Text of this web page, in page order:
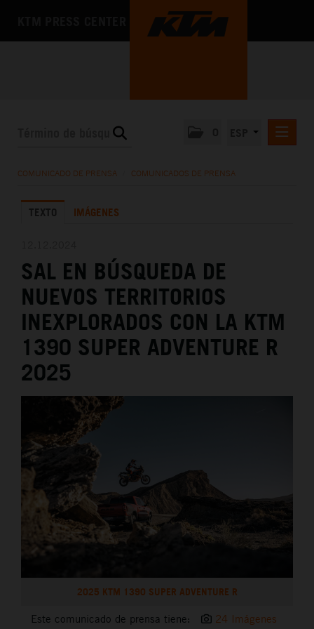
LA EMPRESA
COMUNICADO DE PRENSA COMUNICADOS DE PRENSA
TEXTO IMÁGENES
SAL EN BÚSQUEDA DE
NUEVOS TERRITORIOS
INEXPLORADOS CON LA KTM
1390 SUPER ADVENTURE R
2025
2025 KTM 1390 SUPER ADVENTURE R
Este comunicado de prensa tiene: 24 Imágenes